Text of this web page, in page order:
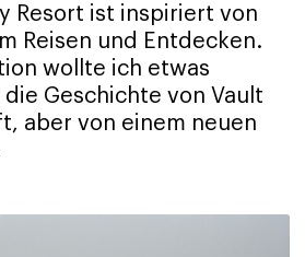
Resort ist inspiriert von
Reisen und Entdecken.
wollte ich etwas
Geschichte von Vault
aber von einem neuen